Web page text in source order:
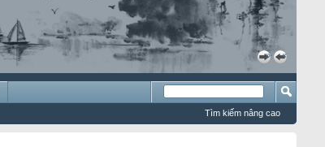
«
»
Tìm kiếm nâng cao